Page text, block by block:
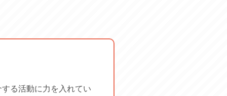
る活動に力を入れてい